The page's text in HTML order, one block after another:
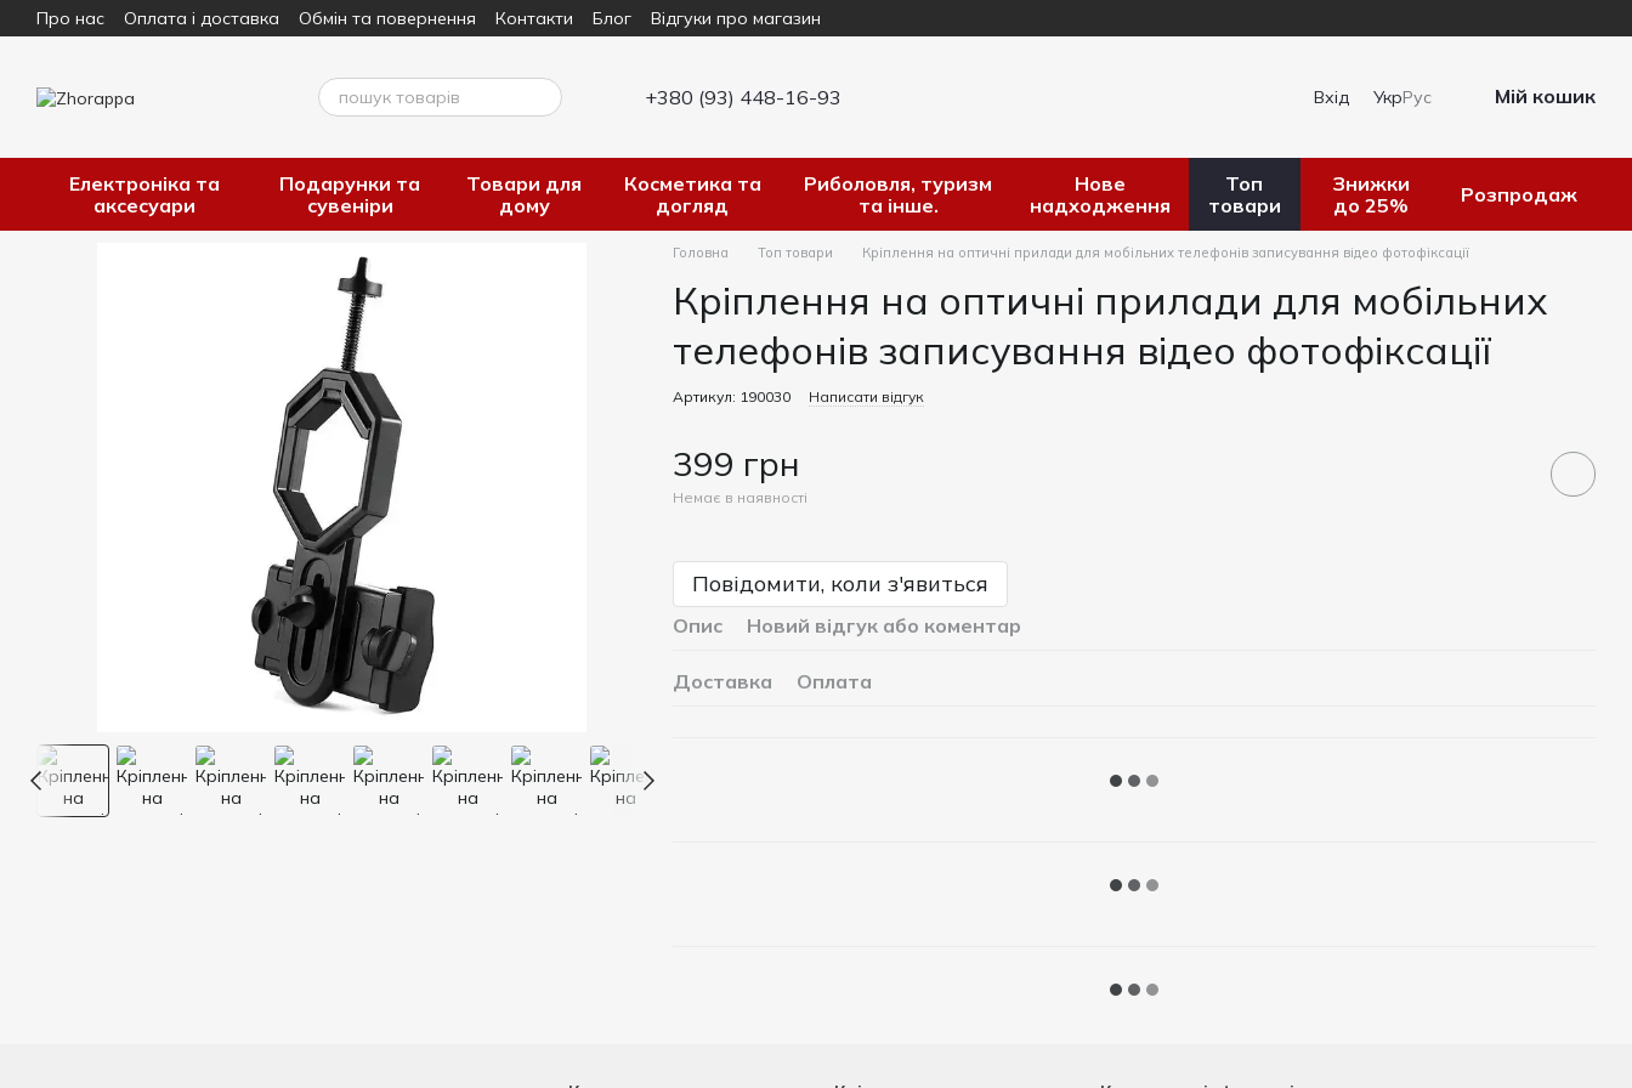
Перейти до основного контенту
Про нас Оплата і доставка Обмін та повернення Контакти Блог Відгуки про магазин
+380 (93) 448-16-93 Вхід УкрРус Мій кошик
Електроніка та
аксесуари
Подарунки та
сувеніри
Товари для
дому
Косметика та
догляд
Риболовля, туризм
та інше.
Нове
надходження
Топ
товари
Знижки
до 25%
Розпродаж
Головна Топ товари Кріплення на оптичні прилади для мобільних телефонів записування відео фотофіксації
Кріплення на оптичні прилади для мобільних
телефонів записування відео фотофіксації
Артикул: 190030 Написати відгук
399 грн
Немає в наявності
Повідомити, коли з'явиться
Опис Новий відгук або коментар
Доставка Оплата